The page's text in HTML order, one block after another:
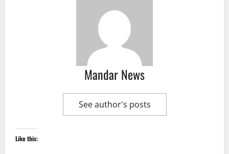
Mandar News
See author's posts
Like this: